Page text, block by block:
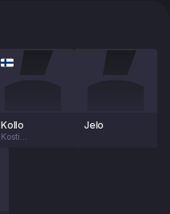
Kollo
Kosti
Jelo